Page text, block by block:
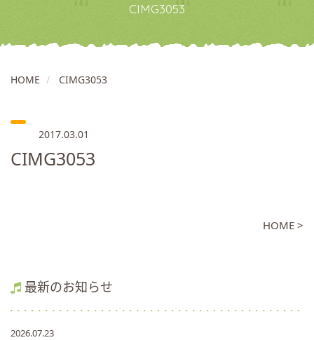
CIMG3053
HOME CIMG3053
2017.03.01
CIMG3053
HOME >
最新のお知らせ
2026.07.23